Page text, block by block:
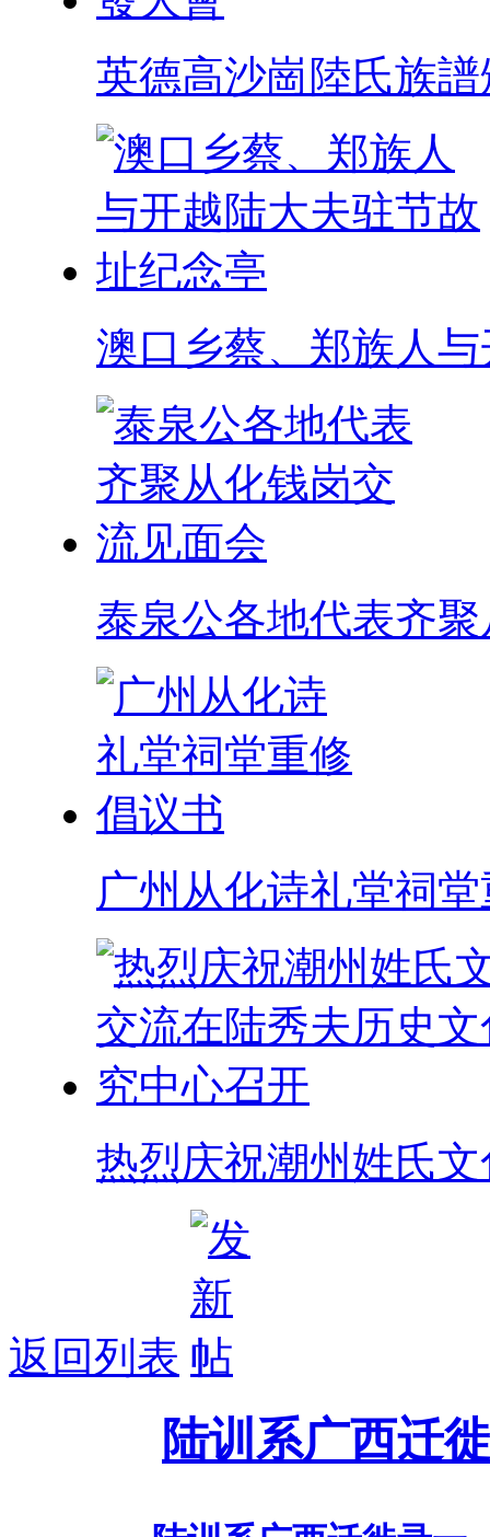
英德高沙崗陸氏族
澳口乡蔡、郑族人
泰泉公各地代表齐
广州从化诗礼堂祠
热烈庆祝潮州姓氏
返回列表
陆训系广西迁